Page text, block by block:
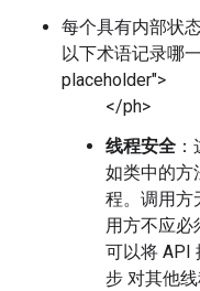
每个具有内部状
以下术语记录哪
placeholder">
</ph>
线程安全
如类中的方
程。调用方
用方不应必
可以将 API
步 对其他